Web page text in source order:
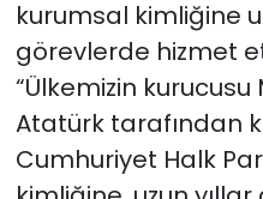
kurumsal kimliğine
görevlerde hizmet
“Ülkemizin
Atatürk tarafından
Cumhuriyet Halk